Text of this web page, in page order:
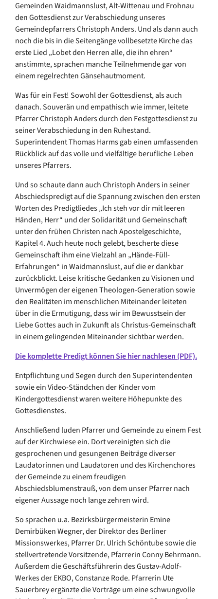
Gemeinden Waidmannslust, Alt-Wittenau und Frohnau
den Gottesdienst zur Verabschiedung unseres
Gemeindepfarrers Christoph Anders. Und als dann auch
noch die bis in die Seitengänge vollbesetzte Kirche das
erste Lied „Lobet den Herren alle, die ihn ehren“
anstimmte, sprachen manche Teilnehmende gar von
einem regelrechten Gänsehautmoment.
Was für ein Fest! Sowohl der Gottesdienst, als auch
danach. Souverän und empathisch wie immer, leitete
Pfarrer Christoph Anders durch den Festgottesdienst zu
seiner Verabschiedung in den Ruhestand.
Superintendent Thomas Harms gab einen umfassenden
Rückblick auf das volle und vielfältige berufliche Leben
unseres Pfarrers.
Und so schaute dann auch Christoph Anders in seiner
Abschiedspredigt auf die Spannung zwischen den ersten
Worten des Predigtliedes „Ich steh vor dir mit leeren
Händen, Herr“ und der Solidarität und Gemeinschaft
unter den frühen Christen nach Apostelgeschichte,
Kapitel 4. Auch heute noch gelebt, bescherte diese
Gemeinschaft ihm eine Vielzahl an „Hände-Füll-
Erfahrungen“ in Waidmannslust, auf die er dankbar
zurückblickt. Leise kritische Gedanken zu Visionen und
Unvermögen der eigenen Theologen-Generation sowie
den Realitäten im menschlichen Miteinander leiteten
über in die Ermutigung, dass wir im Bewusstsein der
Liebe Gottes auch in Zukunft als Christus-Gemeinschaft
in einem gelingenden Miteinander sichtbar werden.
Die komplette Predigt können Sie hier nachlesen (PDF).
Entpflichtung und Segen durch den Superintendenten
sowie ein Video-Ständchen der Kinder vom
Kindergottesdienst waren weitere Höhepunkte des
Gottesdienstes.
Anschließend luden Pfarrer und Gemeinde zu einem Fest
auf der Kirchwiese ein. Dort vereinigten sich die
gesprochenen und gesungenen Beiträge diverser
Laudatorinnen und Laudatoren und des Kirchenchores
der Gemeinde zu einem freudigen
Abschiedsblumenstrauß, von dem unser Pfarrer nach
eigener Aussage noch lange zehren wird.
So sprachen u.a. Bezirksbürgermeisterin Emine
Demirbüken Wegner, der Direktor des Berliner
Missionswerkes, Pfarrer Dr. Ulrich Schöntube sowie die
stellvertretende Vorsitzende, Pfarrerin Conny Behrmann.
Außerdem die Geschäftsführerin des Gustav-Adolf-
Werkes der EKBO, Constanze Rode. Pfarrerin Ute
Sauerbrey ergänzte die Vorträge um eine schwungvolle